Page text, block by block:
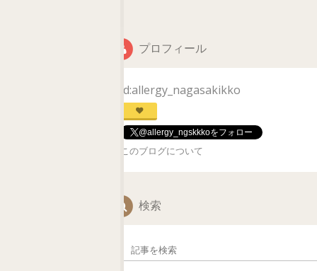
プロフィール
id:allergy_nagasakikko
@allergy_ngskkkoをフォロー
このブログについて
検索